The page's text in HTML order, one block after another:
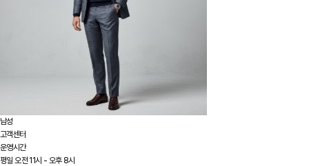
남성
고객센터
운영시간
평일 오전 11시 - 오후 8시